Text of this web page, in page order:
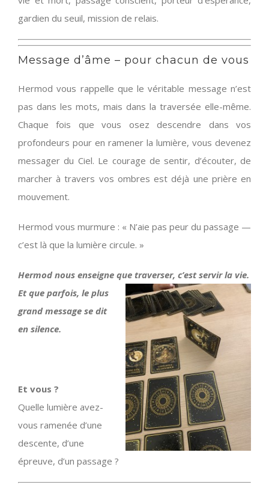
gardien du seuil, mission de relais.
Message d’âme – pour chacun de vous
Hermod vous rappelle que le véritable message n’est
pas dans les mots, mais dans la traversée elle-même.
Chaque fois que vous osez descendre dans vos
profondeurs pour en ramener la lumière, vous devenez
messager du Ciel. Le courage de sentir, d’écouter, de
marcher à travers vos ombres est déjà une prière en
mouvement.
Hermod vous murmure : « N’aie pas peur du passage —
c’est là que la lumière circule. »
Hermod nous enseigne que traverser, c’est servir la vie.
Et que parfois, le plus
grand message se dit
en silence.
Et vous ?
Quelle lumière avez-
vous ramenée d’une
descente, d’une
épreuve, d’un passage ?